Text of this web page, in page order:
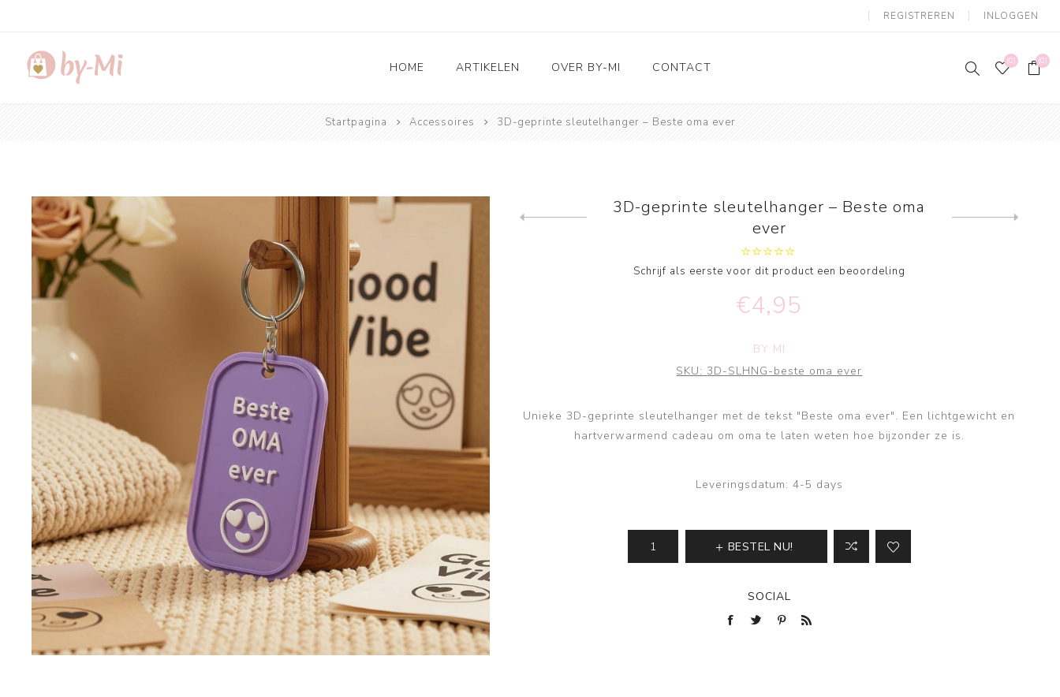
REGISTREREN INLOGGEN
HOME ARTIKELEN
Accessoires
Living
Leuk voor kids
OVER BY-MI CONTACT (0) (0)
Startpagina Accessoires 3D-geprinte sleutelhanger – Beste oma ever
3D-geprinte sleutelhanger – Beste oma
ever
Schrijf als eerste voor dit product een beoordeling
€4,95
BY MI
SKU: 3D-SLHNG-beste oma ever
Unieke 3D-geprinte sleutelhanger met de tekst "Beste oma ever". Een lichtgewicht en
hartverwarmend cadeau om oma te laten weten hoe bijzonder ze is.
Leveringsdatum: 4-5 days
BESTEL NU!
SOCIAL